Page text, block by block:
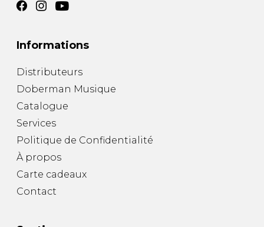
Informations
Distributeurs
Doberman Musique
Catalogue
Services
Politique de Confidentialité
À propos
Carte cadeaux
Contact